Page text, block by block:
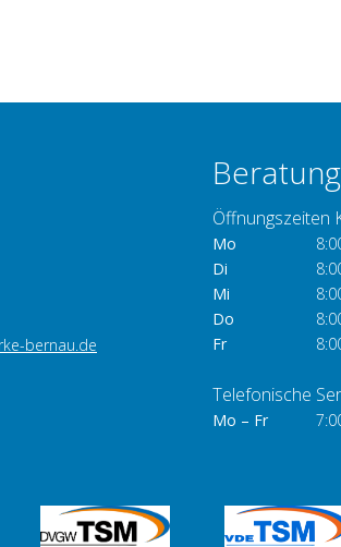
bernau.de
Öffnungszeiten
Mo
Di
Mi
Do
Fr
Telefonische
Mo – Fr